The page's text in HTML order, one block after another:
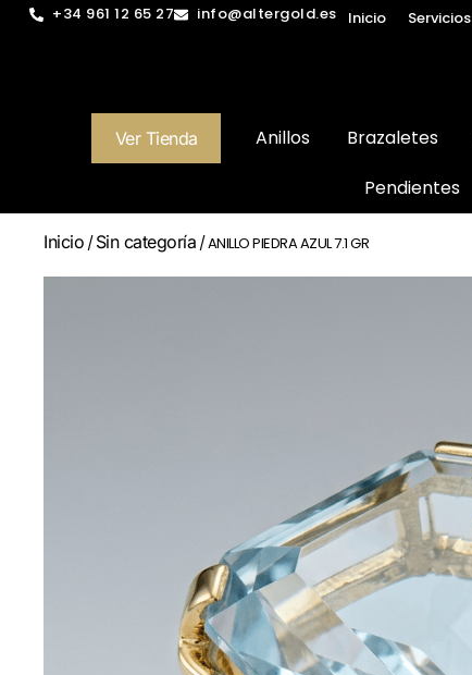
+34 961 12 65 27 info@altergold.es Inicio Servicios
Ver Tienda Anillos Brazaletes
Pendientes
Inicio /Sin categoría / ANILLO PIEDRA AZUL 7.1 GR